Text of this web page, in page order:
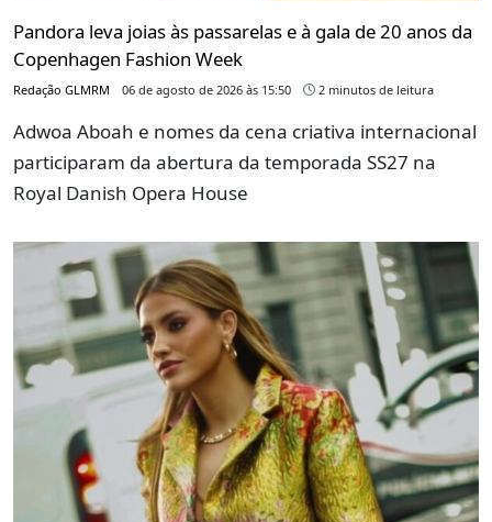
Pandora leva joias às passarelas e à gala de 20 anos da
Copenhagen Fashion Week
Redação GLMRM 06 de agosto de 2026 às 15:50 2 minutos de leitura
Adwoa Aboah e nomes da cena criativa internacional
participaram da abertura da temporada SS27 na
Royal Danish Opera House